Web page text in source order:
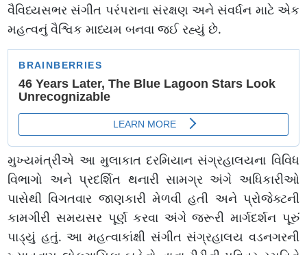
વૈવિધ્યસભર સંગીત પરંપરાના સંરક્ષણ અને સંવર્ધન માટે એક
મહત્વનું વૈશ્વિક માધ્યમ બનવા જઈ રહ્યું છે.
મુખ્યમંત્રીએ આ મુલાકાત દરમિયાન સંગ્રહાલયના વિવિધ
વિભાગો અને પ્રદર્શિત થનારી સામગ્ર અંગે અધિકારીઓ
પાસેથી વિગતવાર જાણકારી મેળવી હતી અને પ્રોજેક્ટની
કામગીરી સમયસર પૂર્ણ કરવા અંગે જરૂરી માર્ગદર્શન પૂરું
પાડ્યું હતું. આ મહત્વાકાંક્ષી સંગીત સંગ્રહાલય વડનગરની